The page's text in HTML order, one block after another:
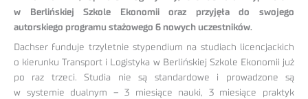
w Berlińskiej Szkole Ekonomii oraz przyjęła do swojego
autorskiego programu stażowego 6 nowych uczestników.
Dachser funduje trzyletnie stypendium na studiach licencjackich
o kierunku Transport i Logistyka w Berlińskiej Szkole Ekonomii już
po raz trzeci. Studia nie są standardowe i prowadzone są
w systemie dualnym – 3 miesiące nauki, 3 miesiące praktyk